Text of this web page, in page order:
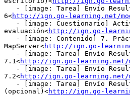
- [image: Tarea] Envío
6<http://ign.go-learning.net/
- [image: Cuestionario]
evaluación<http://ign.go-
- [image: Contenido] 7.
MapServer<http://ign.go-
- [image: Tarea] Envío
7.1<http://ign.go-learning.net/
- [image: Tarea] Envío
7.2<http://ign.go-learning.net/
- [image: Tarea] Envío
(opcional)<http://ign.go-